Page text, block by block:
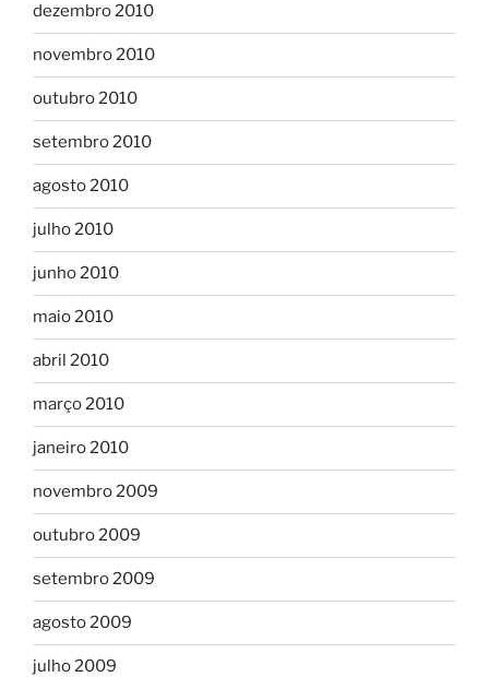
dezembro 2010
novembro 2010
outubro 2010
setembro 2010
agosto 2010
julho 2010
junho 2010
maio 2010
abril 2010
março 2010
janeiro 2010
novembro 2009
outubro 2009
setembro 2009
agosto 2009
julho 2009